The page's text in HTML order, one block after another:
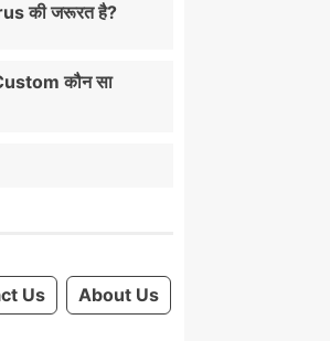
की जरूरत है?
कौन सा
Us About Us